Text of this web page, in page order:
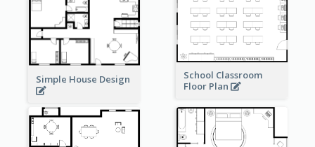
School Classroom
Floor Plan
Simple House Design